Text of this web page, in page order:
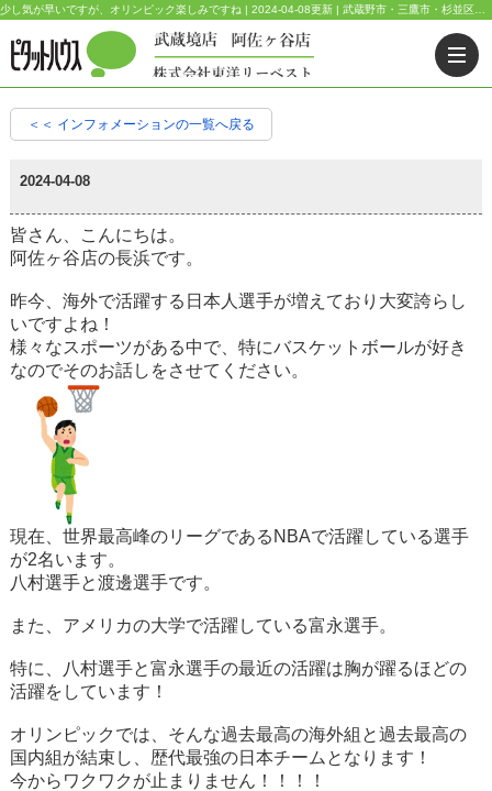
＜＜ インフォメーションの一覧へ戻る
2024-04-08
皆さん、こんにちは。
阿佐ヶ谷店の長浜です。
昨今、海外で活躍する日本人選手が増えており大変誇らし
いですよね！
様々なスポーツがある中で、特にバスケットボールが好き
なのでそのお話しをさせてください。
現在、世界最高峰のリーグであるNBAで活躍している選手
が2名います。
八村選手と渡邊選手です。
また、アメリカの大学で活躍している富永選手。
特に、八村選手と富永選手の最近の活躍は胸が躍るほどの
活躍をしています！
オリンピックでは、そんな過去最高の海外組と過去最高の
国内組が結束し、歴代最強の日本チームとなります！
今からワクワクが止まりません！！！！